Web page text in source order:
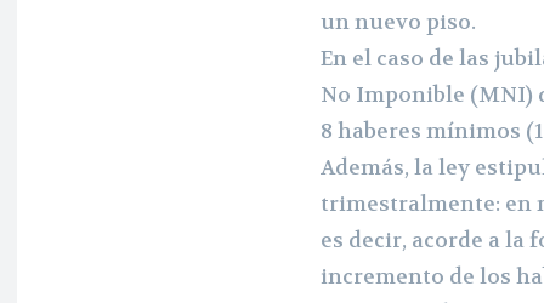
un nuevo piso.
En el caso de las
No Imponible (MNI)
8 haberes mínimos
Además, la ley
trimestralmente: en
es decir, acorde a la
incremento de los